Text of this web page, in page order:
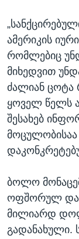
ამერიკის
რომლებიც
მიხედვით
ძალიან ცოტა
ყოველ წელს
შესახებ
ბოლო
ოფშორულ და
მილიარდ
გადანახული.